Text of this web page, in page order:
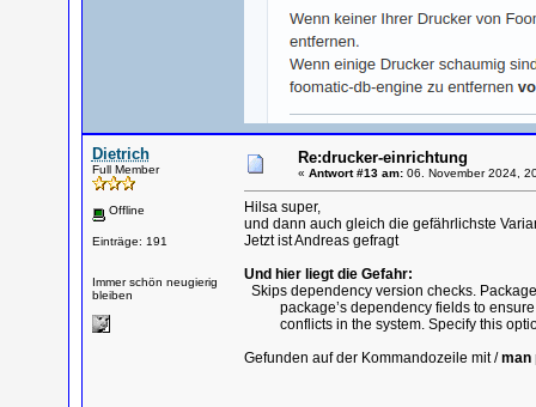
Dietrich
Full Member
Offline
Einträge: 191
Immer schön neugierig
bleiben
Re:drucker-einrichtung
« Antwort #13 am:06. November 2024,
Hilsa super,
und dann auch gleich die gefährlichste
Jetzt ist Andreas gefragt
Und hier liegt die Gefahr:
Skips dependency version checks.
package’s dependency fields to ensure
conflicts in the system. Specify this
Gefunden auf der Kommandozeile mit /man